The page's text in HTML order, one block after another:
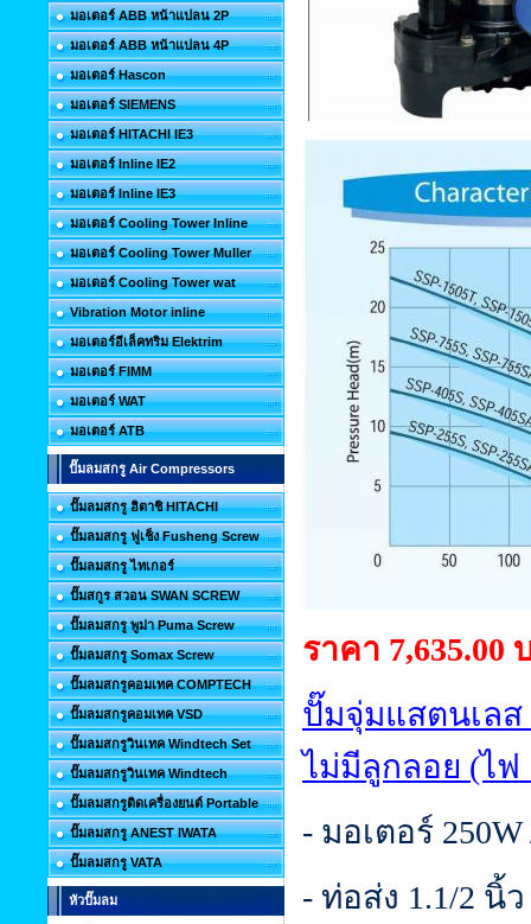
มอเตอร์ ABB หน้าแปลน 2P
มอเตอร์ ABB หน้าแปลน 4P
มอเตอร์ Hascon
มอเตอร์ SIEMENS
มอเตอร์ HITACHI IE3
มอเตอร์ Inline IE2
มอเตอร์ Inline IE3
มอเตอร์ Cooling Tower Inline
มอเตอร์ Cooling Tower Muller
มอเตอร์ Cooling Tower wat
Vibration Motor inline
มอเตอร์อีเล็คทริม Elektrim
มอเตอร์ FIMM
มอเตอร์ WAT
มอเตอร์ ATB
ปั๊มลมสกรู Air Compressors
ปั๊มลมสกรู ฮิตาชิ HITACHI
ปั๊มลมสกรู ฟูเช็ง Fusheng Screw
ปั๊มลมสกรู ไทเกอร์
ปั๊มสกูร สวอน SWAN SCREW
ปั๊มลมสกรู พูม่า Puma Screw
ปั๊มลมสกรู Somax Screw
ปั๊มลมสกรูคอมเทค COMPTECH
ปั๊มลมสกรูคอมเทค VSD
ปั๊มลมสกรูวินเทค Windtech Set
ปั๊มลมสกรูวินเทค Windtech
ปั๊มลมสกรูติดเครื่องยนต์ Portable
ปั๊มลมสกรู ANEST IWATA
ปั๊มลมสกรู VATA
หัวปั๊มลม
ราคา 7,635.00
ปั๊มจุ่มแสตนเลส
ไม่มีลูกลอย (ไฟ
- มอเตอร์ 250W
- ท่อส่ง 1.1/2 นิ้ว